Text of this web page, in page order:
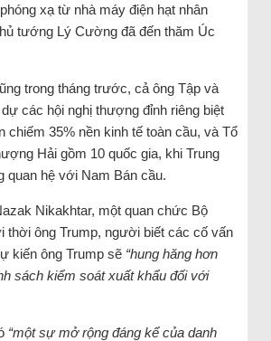
xạ từ nhà máy điện hạt nhân
tướng Lý Cường đã đến thăm Úc
trong tháng trước, cả ông Tập và
các hội nghị thượng đỉnh riêng biệt
chiếm 35% nền kinh tế toàn cầu, và Tổ
Hải gồm 10 quốc gia, khi Trung
quan hệ với Nam Bán cầu.
Nikakhtar, một quan chức Bộ
thời ông Trump, người biết các cố vấn
kiến ông Trump sẽ “hung hăng hơn
sách kiểm soát xuất khẩu đối với
“một sự mở rộng đáng kể của danh